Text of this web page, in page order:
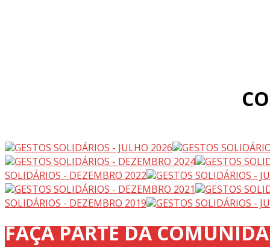
GESTOS SOLIDÁRIOS - JULHO 2026 GESTOS
GESTOS SOLIDÁRIOS - DEZEMBRO 2024
GESTOS
SOLIDÁRIOS - DEZEMBRO 2022
GESTOS SOLIDÁRIOS -
GESTOS SOLIDÁRIOS - DEZEMBRO 2021
GESTOS
SOLIDÁRIOS - DEZEMBRO 2019
GESTOS SOLIDÁRIOS -
FAÇA PARTE DA